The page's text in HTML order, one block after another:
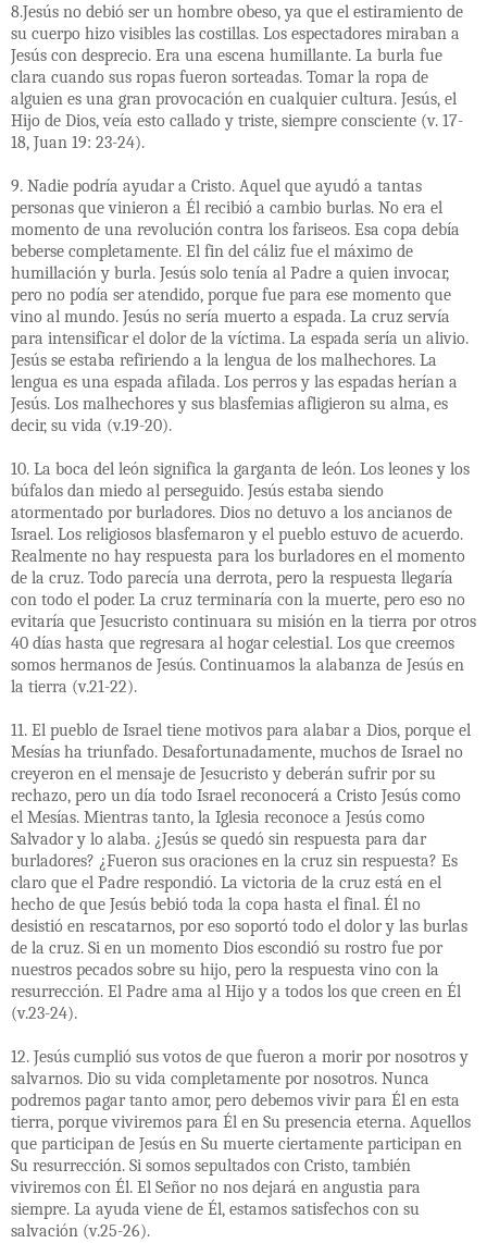
8.Jesús no debió ser un hombre obeso, ya que el estiramiento de
su cuerpo hizo visibles las costillas. Los espectadores miraban a
Jesús con desprecio. Era una escena humillante. La burla fue
clara cuando sus ropas fueron sorteadas. Tomar la ropa de
alguien es una gran provocación en cualquier cultura. Jesús, el
Hijo de Dios, veía esto callado y triste, siempre consciente (v. 17-
18, Juan 19: 23-24).
9. Nadie podría ayudar a Cristo. Aquel que ayudó a tantas
personas que vinieron a Él recibió a cambio burlas. No era el
momento de una revolución contra los fariseos. Esa copa debía
beberse completamente. El fin del cáliz fue el máximo de
humillación y burla. Jesús solo tenía al Padre a quien invocar,
pero no podía ser atendido, porque fue para ese momento que
vino al mundo. Jesús no sería muerto a espada. La cruz servía
para intensificar el dolor de la víctima. La espada sería un alivio.
Jesús se estaba refiriendo a la lengua de los malhechores. La
lengua es una espada afilada. Los perros y las espadas herían a
Jesús. Los malhechores y sus blasfemias afligieron su alma, es
decir, su vida (v.19-20).
10. La boca del león significa la garganta de león. Los leones y los
búfalos dan miedo al perseguido. Jesús estaba siendo
atormentado por burladores. Dios no detuvo a los ancianos de
Israel. Los religiosos blasfemaron y el pueblo estuvo de acuerdo.
Realmente no hay respuesta para los burladores en el momento
de la cruz. Todo parecía una derrota, pero la respuesta llegaría
con todo el poder. La cruz terminaría con la muerte, pero eso no
evitaría que Jesucristo continuara su misión en la tierra por otros
40 días hasta que regresara al hogar celestial. Los que creemos
somos hermanos de Jesús. Continuamos la alabanza de Jesús en
la tierra (v.21-22).
11. El pueblo de Israel tiene motivos para alabar a Dios, porque el
Mesías ha triunfado. Desafortunadamente, muchos de Israel no
creyeron en el mensaje de Jesucristo y deberán sufrir por su
rechazo, pero un día todo Israel reconocerá a Cristo Jesús como
el Mesías. Mientras tanto, la Iglesia reconoce a Jesús como
Salvador y lo alaba. ¿Jesús se quedó sin respuesta para dar
burladores? ¿Fueron sus oraciones en la cruz sin respuesta? Es
claro que el Padre respondió. La victoria de la cruz está en el
hecho de que Jesús bebió toda la copa hasta el final. Él no
desistió en rescatarnos, por eso soportó todo el dolor y las burlas
de la cruz. Si en un momento Dios escondió su rostro fue por
nuestros pecados sobre su hijo, pero la respuesta vino con la
resurrección. El Padre ama al Hijo y a todos los que creen en Él
(v.23-24).
12. Jesús cumplió sus votos de que fueron a morir por nosotros y
salvarnos. Dio su vida completamente por nosotros. Nunca
podremos pagar tanto amor, pero debemos vivir para Él en esta
tierra, porque viviremos para Él en Su presencia eterna. Aquellos
que participan de Jesús en Su muerte ciertamente participan en
Su resurrección. Si somos sepultados con Cristo, también
viviremos con Él. El Señor no nos dejará en angustia para
siempre. La ayuda viene de Él, estamos satisfechos con su
salvación (v.25-26).